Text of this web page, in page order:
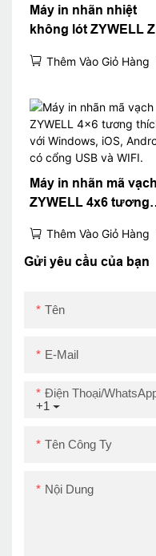
Máy in nhãn nhiệt
không lót ZYWELL
Thêm Vào Giỏ Hàng
Máy in nhãn mã vạch
ZYWELL 4x6 tương
Android, có cổng
và WIFI.
Thêm Vào Giỏ Hàng
Gửi yêu cầu của bạn
Tên
E-Mail
+1
Điện Thoại/
Tên Công Ty
Nội Dung